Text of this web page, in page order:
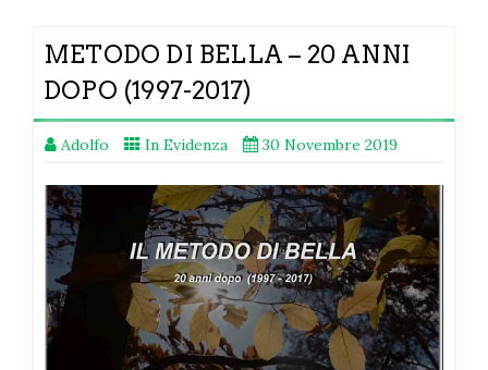
METODO DI BELLA – 20 ANNI
DOPO (1997-2017)
Adolfo In Evidenza 30 Novembre 2019